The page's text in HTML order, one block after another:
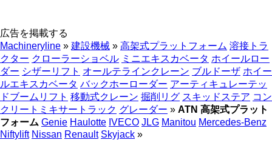
広告を掲載する
Machineryline » 建設機械 » 高架式プラットフォーム 溶接トラ
クター クローラーショベル ミニエキスカベータ ホイールロー
ダー シザーリフト オールテラインクレーン ブルドーザ ホイー
ルエキスカベータ バックホーローダー アーティキュレーテッ
ドブームリフト 移動式クレーン 掘削リグ スキッドステア コン
クリートミキサートラック グレーダー » ATN 高架式プラット
フォーム Genie Haulotte IVECO JLG Manitou Mercedes-Benz
Niftylift Nissan Renault Skyjack »